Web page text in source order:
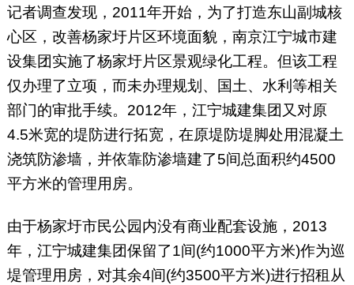
记者调查发现，2011年开始，为了打造东山副城核
心区，改善杨家圩片区环境面貌，南京江宁城市建
设集团实施了杨家圩片区景观绿化工程。但该工程
仅办理了立项，而未办理规划、国土、水利等相关
部门的审批手续。2012年，江宁城建集团又对原
4.5米宽的堤防进行拓宽，在原堤防堤脚处用混凝土
浇筑防渗墙，并依靠防渗墙建了5间总面积约4500
平方米的管理用房。
由于杨家圩市民公园内没有商业配套设施，2013
年，江宁城建集团保留了1间(约1000平方米)作为巡
堤管理用房，对其余4间(约3500平方米)进行招租从